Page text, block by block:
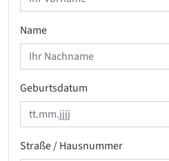
Name
Geburtsdatum
Straße / Hausnummer